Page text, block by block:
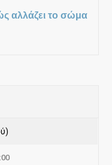
αλλάζει το σώμα